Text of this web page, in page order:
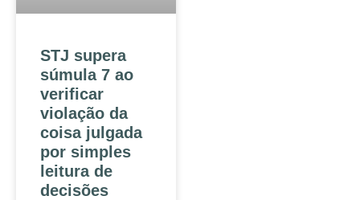
STJ supera
súmula 7 ao
verificar
violação da
coisa julgada
por simples
leitura de
decisões